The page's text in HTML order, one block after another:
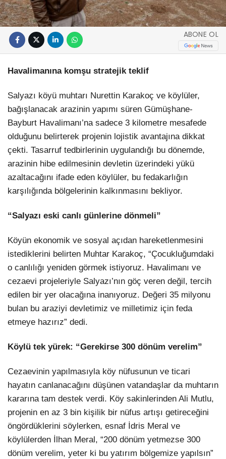
ABONE OL
Havalimanına komşu stratejik teklif
Salyazı köyü muhtarı Nurettin Karakoç ve köylüler,
bağışlanacak arazinin yapımı süren Gümüşhane-
Bayburt Havalimanı’na sadece 3 kilometre mesafede
olduğunu belirterek projenin lojistik avantajına dikkat
çekti. Tasarruf tedbirlerinin uygulandığı bu dönemde,
arazinin hibe edilmesinin devletin üzerindeki yükü
azaltacağını ifade eden köylüler, bu fedakarlığın
karşılığında bölgelerinin kalkınmasını bekliyor.
“Salyazı eski canlı günlerine dönmeli”
Köyün ekonomik ve sosyal açıdan hareketlenmesini
istediklerini belirten Muhtar Karakoç, “Çocukluğumdaki
o canlılığı yeniden görmek istiyoruz. Havalimanı ve
cezaevi projeleriyle Salyazı’nın göç veren değil, tercih
edilen bir yer olacağına inanıyoruz. Değeri 35 milyonu
bulan bu araziyi devletimiz ve milletimiz için feda
etmeye hazırız” dedi.
Köylü tek yürek: “Gerekirse 300 dönüm verelim”
Cezaevinin yapılmasıyla köy nüfusunun ve ticari
hayatın canlanacağını düşünen vatandaşlar da muhtarın
kararına tam destek verdi. Köy sakinlerinden Ali Mutlu,
projenin en az 3 bin kişilik bir nüfus artışı getireceğini
öngördüklerini söylerken, esnaf İdris Meral ve
köylülerden İlhan Meral, “200 dönüm yetmezse 300
dönüm verelim, yeter ki bu yatırım bölgemize yapılsın”